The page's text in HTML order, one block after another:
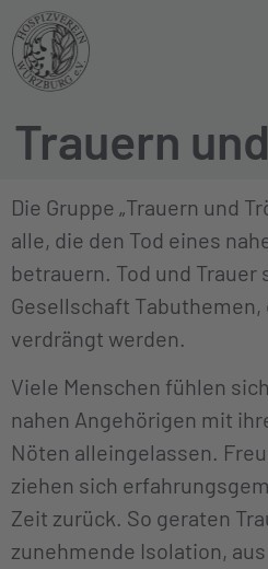
Trauern
Die Gruppe „Trauern und
alle, die den Tod eines
betrauern. Tod und Trauer
Gesellschaft
verdrängt werden.
Viele Menschen fühlen
nahen Angehörigen mit
Nöten alleingelassen.
ziehen sich
Zeit zurück. So geraten
zunehmende Isolation,